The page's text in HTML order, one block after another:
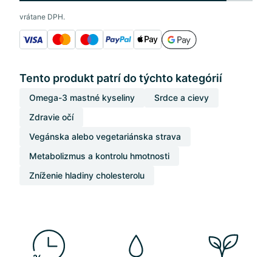
vrátane DPH.
Tento produkt patrí do týchto kategórií
Omega-3 mastné kyseliny
Srdce a cievy
Zdravie očí
Vegánska alebo vegetariánska strava
Metabolizmus a kontrolu hmotnosti
Zníženie hladiny cholesterolu